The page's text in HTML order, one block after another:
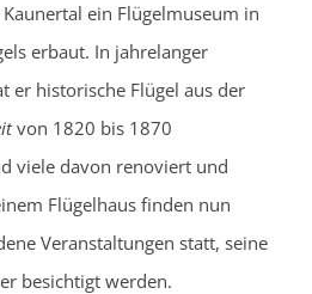
ein Flügelmuseum in
erbaut. In jahrelanger
er historische Flügel aus der
von 1820 bis 1870
viele davon renoviert und
Flügelhaus finden nun
Veranstaltungen statt, seine
besichtigt werden.